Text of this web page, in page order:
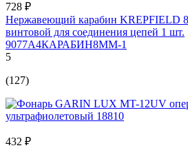
728 ₽
Нержавеющий карабин KREPFIELD
винтовой для соединения цепей 1 шт.
9077А4КАРАБИН8ММ-1
5
(127)
432 ₽